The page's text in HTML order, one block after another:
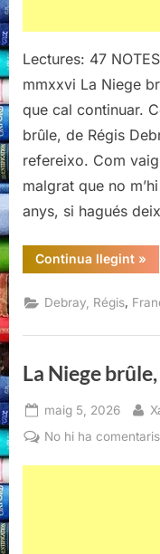
Lectures: 47
mmxxvi La Niege
que cal continuar.
brûle, de Régis
refereixo. Com
malgrat que no
anys, si hagués
Continua llegint“La
Regis
»
Debray, Régis,
La Niege
Posted
on
maig 5, 2026
No hi ha comentarisa